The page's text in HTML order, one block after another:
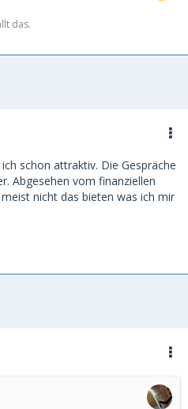
das.
schon attraktiv. Die Gespräche
Abgesehen vom finanziellen
nicht das bieten was ich mir